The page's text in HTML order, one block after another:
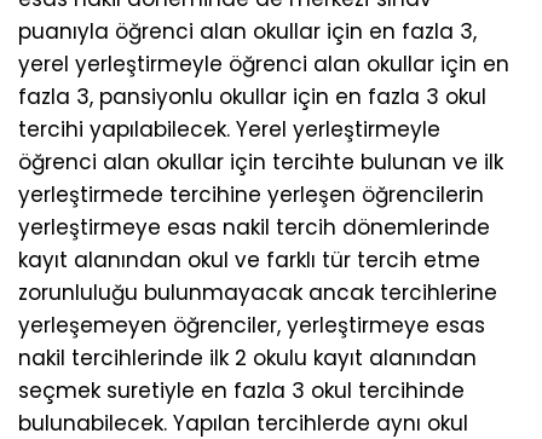
puanıyla öğrenci alan okullar için en fazla 3,
yerel yerleştirmeyle öğrenci alan okullar için en
fazla 3, pansiyonlu okullar için en fazla 3 okul
tercihi yapılabilecek. Yerel yerleştirmeyle
öğrenci alan okullar için tercihte bulunan ve ilk
yerleştirmede tercihine yerleşen öğrencilerin
yerleştirmeye esas nakil tercih dönemlerinde
kayıt alanından okul ve farklı tür tercih etme
zorunluluğu bulunmayacak ancak tercihlerine
yerleşemeyen öğrenciler, yerleştirmeye esas
nakil tercihlerinde ilk 2 okulu kayıt alanından
seçmek suretiyle en fazla 3 okul tercihinde
bulunabilecek. Yapılan tercihlerde aynı okul